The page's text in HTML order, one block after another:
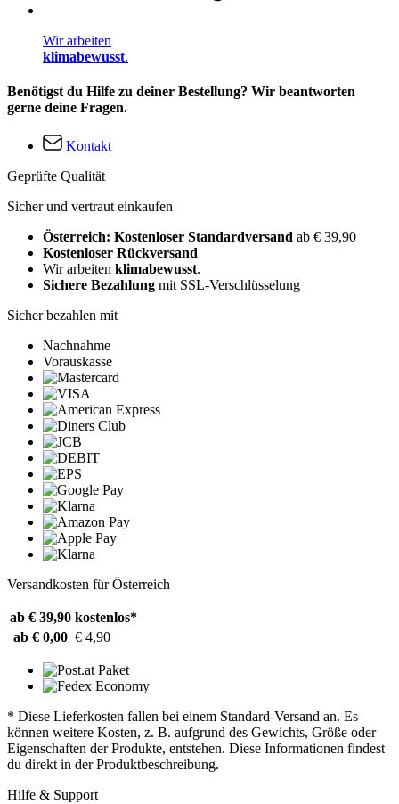
Wir arbeiten
klimabewusst.
Benötigst du Hilfe zu deiner Bestellung? Wir beantworten
gerne deine Fragen.
Kontakt
Geprüfte Qualität
Sicher und vertraut einkaufen
Österreich: Kostenloser Standardversand ab € 39,90
Kostenloser Rückversand
Wir arbeiten klimabewusst.
Sichere Bezahlung mit SSL-Verschlüsselung
Sicher bezahlen mit
Nachnahme
Vorauskasse
Versandkosten für Österreich
ab € 39,90 kostenlos*
ab € 0,00 € 4,90
* Diese Lieferkosten fallen bei einem Standard-Versand an. Es
können weitere Kosten, z. B. aufgrund des Gewichts, Größe oder
Eigenschaften der Produkte, entstehen. Diese Informationen findest
du direkt in der Produktbeschreibung.
Hilfe & Support